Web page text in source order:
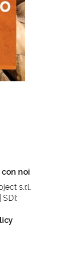
noi
s.r.l.